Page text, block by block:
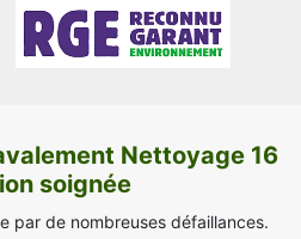
Nettoyage 16
soignée
par de nombreuses défaillances.